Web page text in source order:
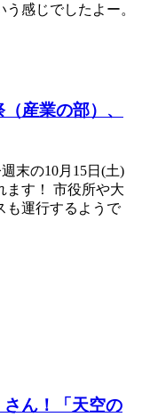
感じでしたよー。
産業の部）、
末の10月15日(土)
ます！ 市役所や大
も運行するようで
ん！「天空の